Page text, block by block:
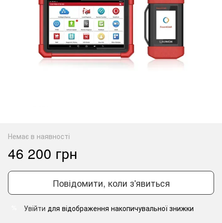
Немає в наявності
46 200 грн
Повідомити, коли з'явиться
Увійти для відображення накопичувальної знижки